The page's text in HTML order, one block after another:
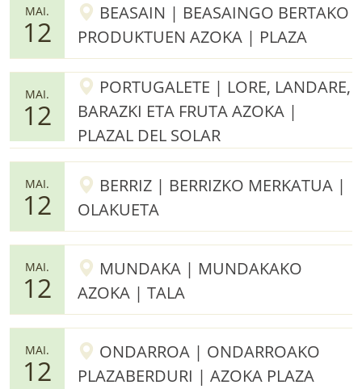
MAI.
12
BEASAIN | BEASAINGO BERTAKO
PRODUKTUEN AZOKA | PLAZA
MAI.
12
PORTUGALETE | LORE, LANDARE,
BARAZKI ETA FRUTA AZOKA |
PLAZAL DEL SOLAR
MAI.
12
BERRIZ | BERRIZKO MERKATUA |
OLAKUETA
MAI.
12
MUNDAKA | MUNDAKAKO
AZOKA | TALA
MAI.
12
ONDARROA | ONDARROAKO
PLAZABERDURI | AZOKA PLAZA